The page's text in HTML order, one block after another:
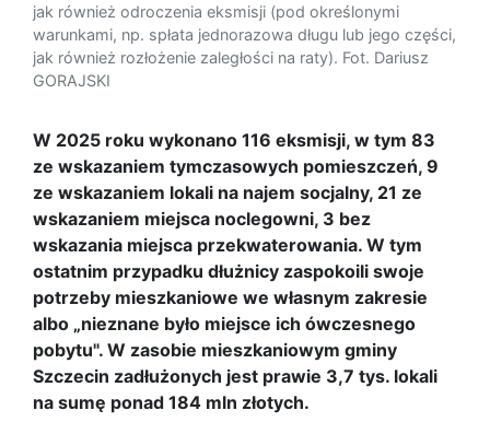
jak również odroczenia eksmisji (pod określonymi
warunkami, np. spłata jednorazowa długu lub jego części,
jak również rozłożenie zaległości na raty). Fot. Dariusz
GORAJSKI
W 2025 roku wykonano 116 eksmisji, w tym 83
ze wskazaniem tymczasowych pomieszczeń, 9
ze wskazaniem lokali na najem socjalny, 21 ze
wskazaniem miejsca noclegowni, 3 bez
wskazania miejsca przekwaterowania. W tym
ostatnim przypadku dłużnicy zaspokoili swoje
potrzeby mieszkaniowe we własnym zakresie
albo „nieznane było miejsce ich ówczesnego
pobytu". W zasobie mieszkaniowym gminy
Szczecin zadłużonych jest prawie 3,7 tys. lokali
na sumę ponad 184 mln złotych.